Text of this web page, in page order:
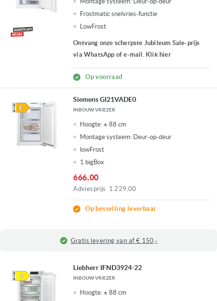
Frostmatic snelvries-functie
LowFrost
Ontvang onze scherpste Jubileum Sale-prijs
via WhatsApp of e-mail. Klik hier
Op voorraad
Siemens GI21VADE0
INBOUW VRIEZER
Hoogte: ± 88 cm
Montage systeem: Deur-op-deur
lowFrost
1 bigBox
666,00
Adviesprijs 1.229,00
Op bestelling leverbaar
Gratis levering van af € 150,-
Liebherr IFND3924-22
INBOUW VRIEZER
Hoogte: ± 88 cm